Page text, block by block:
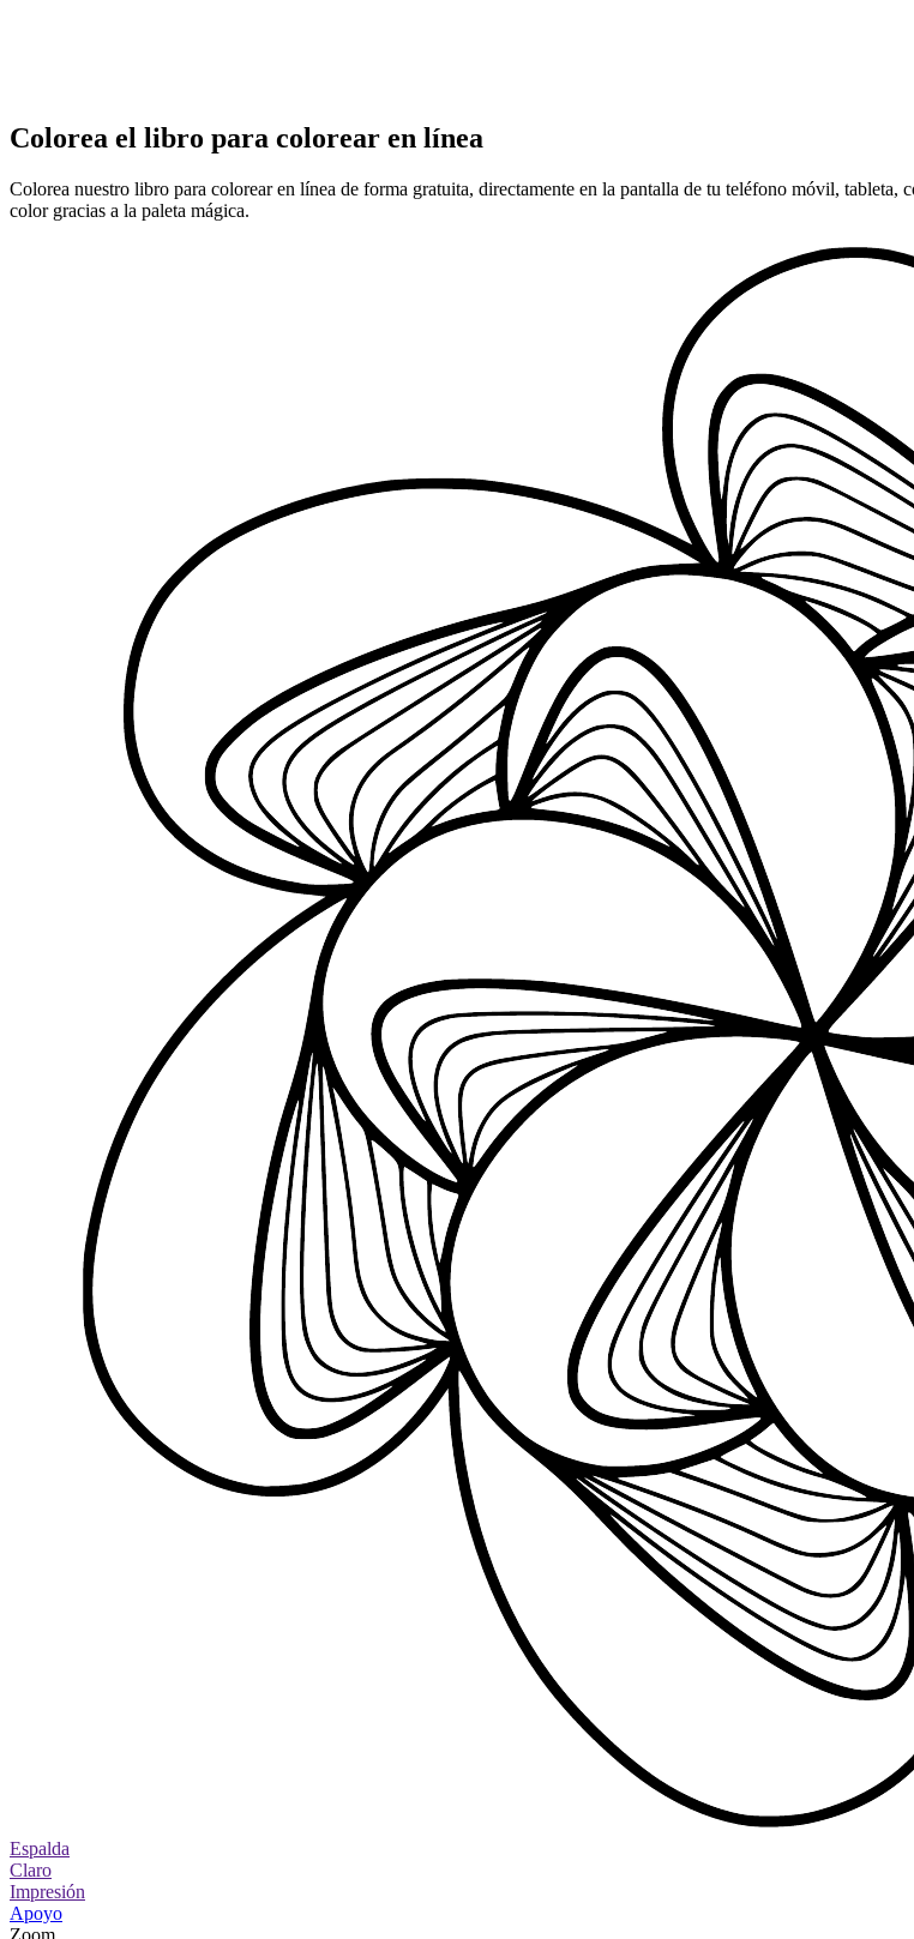
Colorea el libro para colorear en línea
Colorea nuestro libro para colorear en línea de forma gratuita, directamente en la pantalla de tu teléfono móvil,
color gracias a la paleta mágica.
Espalda
Claro
Impresión
Apoyo